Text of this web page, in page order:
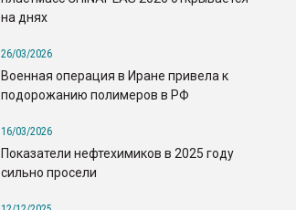
на днях
26/03/2026
Военная операция в Иране привела к
подорожанию полимеров в РФ
16/03/2026
Показатели нефтехимиков в 2025 году
сильно просели